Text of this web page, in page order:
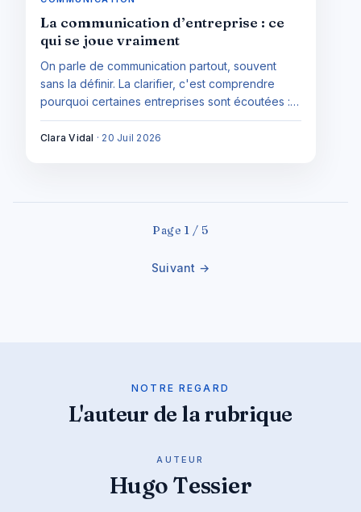
La communication d’entreprise : ce
qui se joue vraiment
On parle de communication partout, souvent
sans la définir. La clarifier, c'est comprendre
pourquoi certaines entreprises sont écoutées :
message clair, cible définie, bons canaux et
vraie écoute.
Clara Vidal · 20 Juil 2026
Page 1 / 5
Suivant →
NOTRE REGARD
L'auteur de la rubrique
AUTEUR
Hugo Tessier